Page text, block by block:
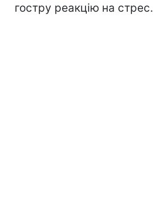
гостру реакцію на стрес.